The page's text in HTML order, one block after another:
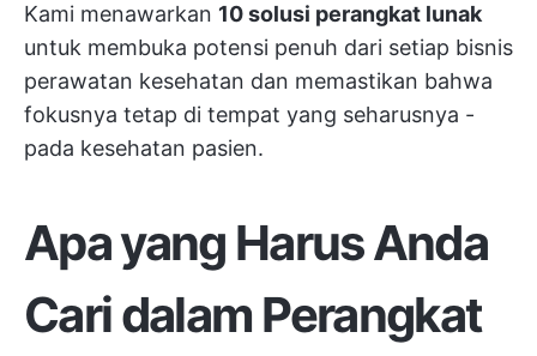
Kami menawarkan 10 solusi perangkat lunak
untuk membuka potensi penuh dari setiap bisnis
perawatan kesehatan dan memastikan bahwa
fokusnya tetap di tempat yang seharusnya -
pada kesehatan pasien.
Apa yang Harus Anda
Cari dalam Perangkat